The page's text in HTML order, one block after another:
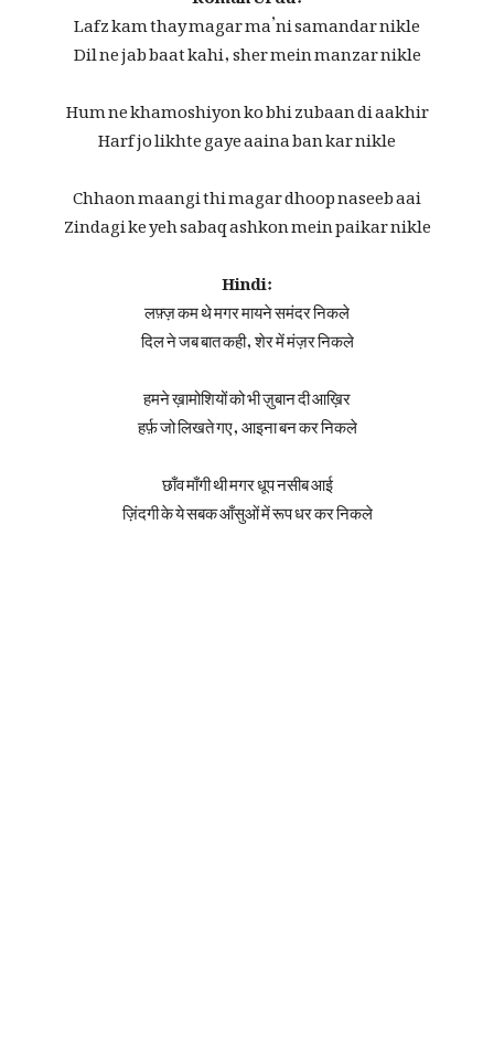
Lafz kam thay magar ma’ni samandar nikle
Dil ne jab baat kahi, sher mein manzar nikle
Hum ne khamoshiyon ko bhi zubaan di aakhir
Harf jo likhte gaye aaina ban kar nikle
Chhaon maangi thi magar dhoop naseeb aai
Zindagi ke yeh sabaq ashkon mein paikar nikle
Hindi:
लफ़्ज़ कम थे मगर मायने समंदर निकले
दिल ने जब बात कही, शेर में मंज़र निकले
हमने ख़ामोशियों को भी ज़ुबान दी आख़िर
हर्फ़ जो लिखते गए, आइना बन कर निकले
छाँव माँगी थी मगर धूप नसीब आई
ज़िंदगी के ये सबक आँसुओं में रूप धर कर निकले